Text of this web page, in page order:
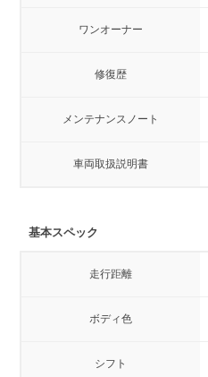
ワンオーナー
修復歴
メンテナンスノート
車両取扱説明書
基本スペック
走行距離
ボディ色
シフト